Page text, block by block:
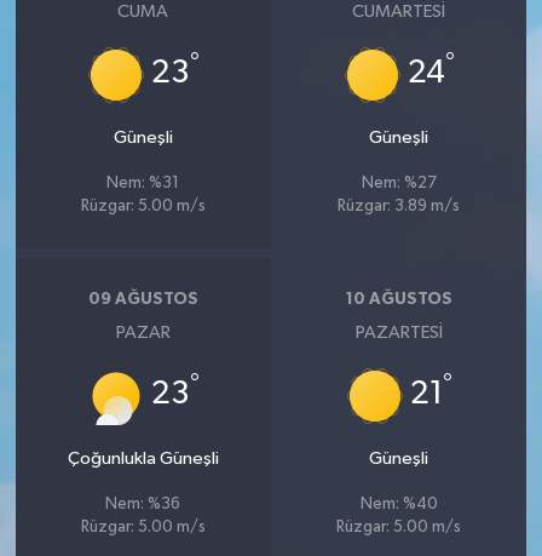
CUMA
23°
Güneşli
Nem: %31
Rüzgar: 5.00 m/s
CUMARTESI
24°
Güneşli
Nem: %27
Rüzgar: 3.89 m/s
09 AĞUSTOS
PAZAR
23°
Çoğunlukla Güneşli
Nem: %36
Rüzgar: 5.00 m/s
10 AĞUSTOS
PAZARTESI
21 °
Güneşli
Nem: %40
Rüzgar: 5.00 m/s